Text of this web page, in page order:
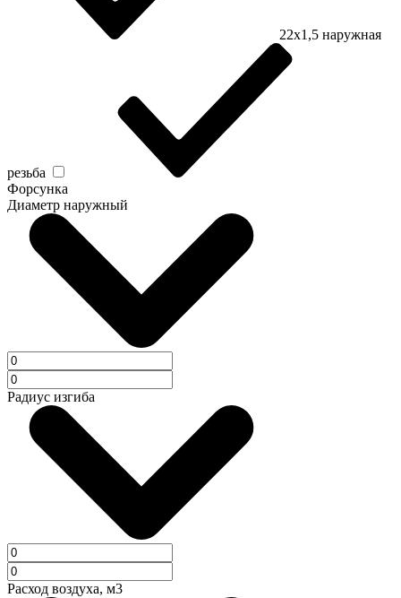
22х1,5 наружная
резьба
Форсунка
Диаметр наружный
Радиус изгиба
Расход воздуха, м3